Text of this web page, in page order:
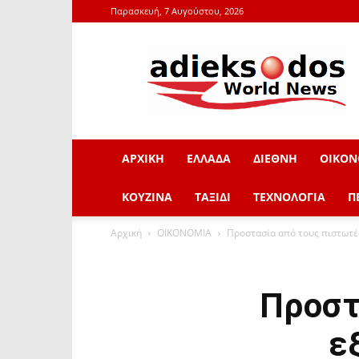
Παρασκευή, 7 Αυγούστου, 2026
adieksodos.gr
ΑΡΧΙΚΗ ΕΛΛΑΔΑ ΔΙΕΘΝΗ
ΚΟΥΖΙΝΑ ΤΑΞΙΔΙ ΤΕΧΝΟΛΟΓΙΑ
Αρχική ΟΙΚΟΝΟΜΙΑ Προστασία από τους